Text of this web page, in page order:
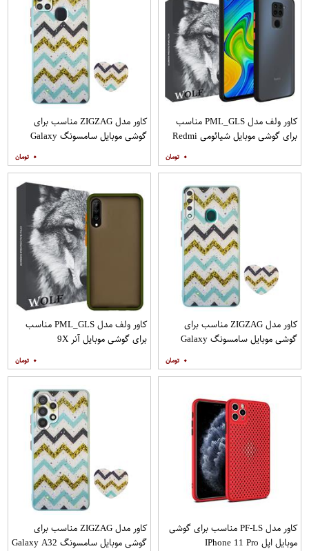
کاور ولف مدل PML_GLS مناسب
برای گوشی موبایل شیائومی Redmi
۰
کاور مدل ZIGZAG مناسب برای
گوشی موبایل سامسونگ Galaxy
۰
کاور مدل ZIGZAG مناسب برای
گوشی موبایل سامسونگ Galaxy
۰
کاور ولف مدل PML_GLS مناسب
برای گوشی موبایل آنر 9X
۰
کاور مدل PF-LS مناسب برای گوشی
موبایل اپل IPhone 11 Pro
کاور مدل ZIGZAG مناسب برای
گوشی موبایل سامسونگ Galaxy A32